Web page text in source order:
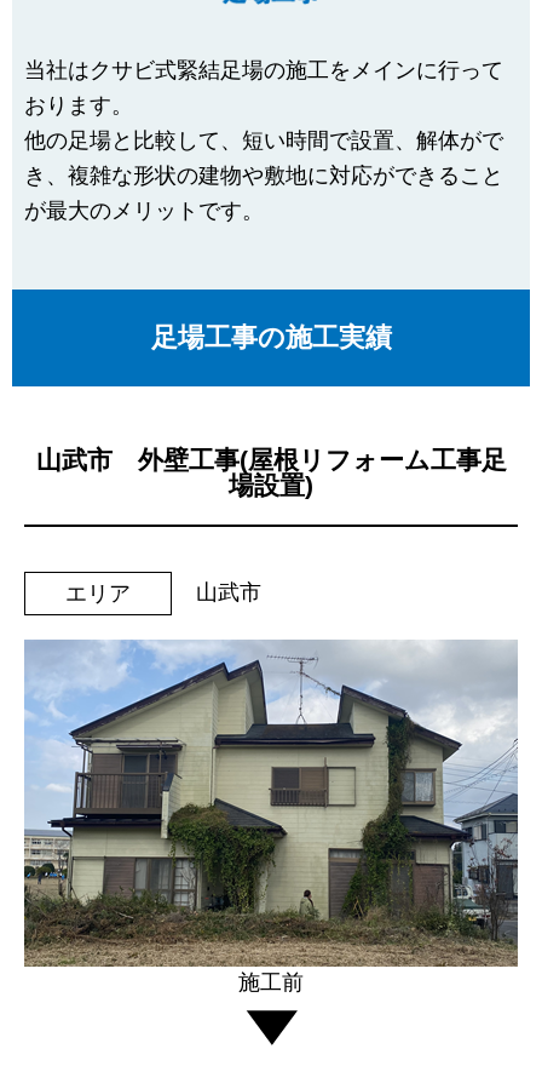
当社はクサビ式緊結足場の施工をメインに行って
おります。
他の足場と比較して、短い時間で設置、解体がで
き、複雑な形状の建物や敷地に対応ができること
が最大のメリットです。
足場工事の施工実績
山武市 外壁工事(屋根リフォーム工事足
場設置)
エリア 山武市
施工前